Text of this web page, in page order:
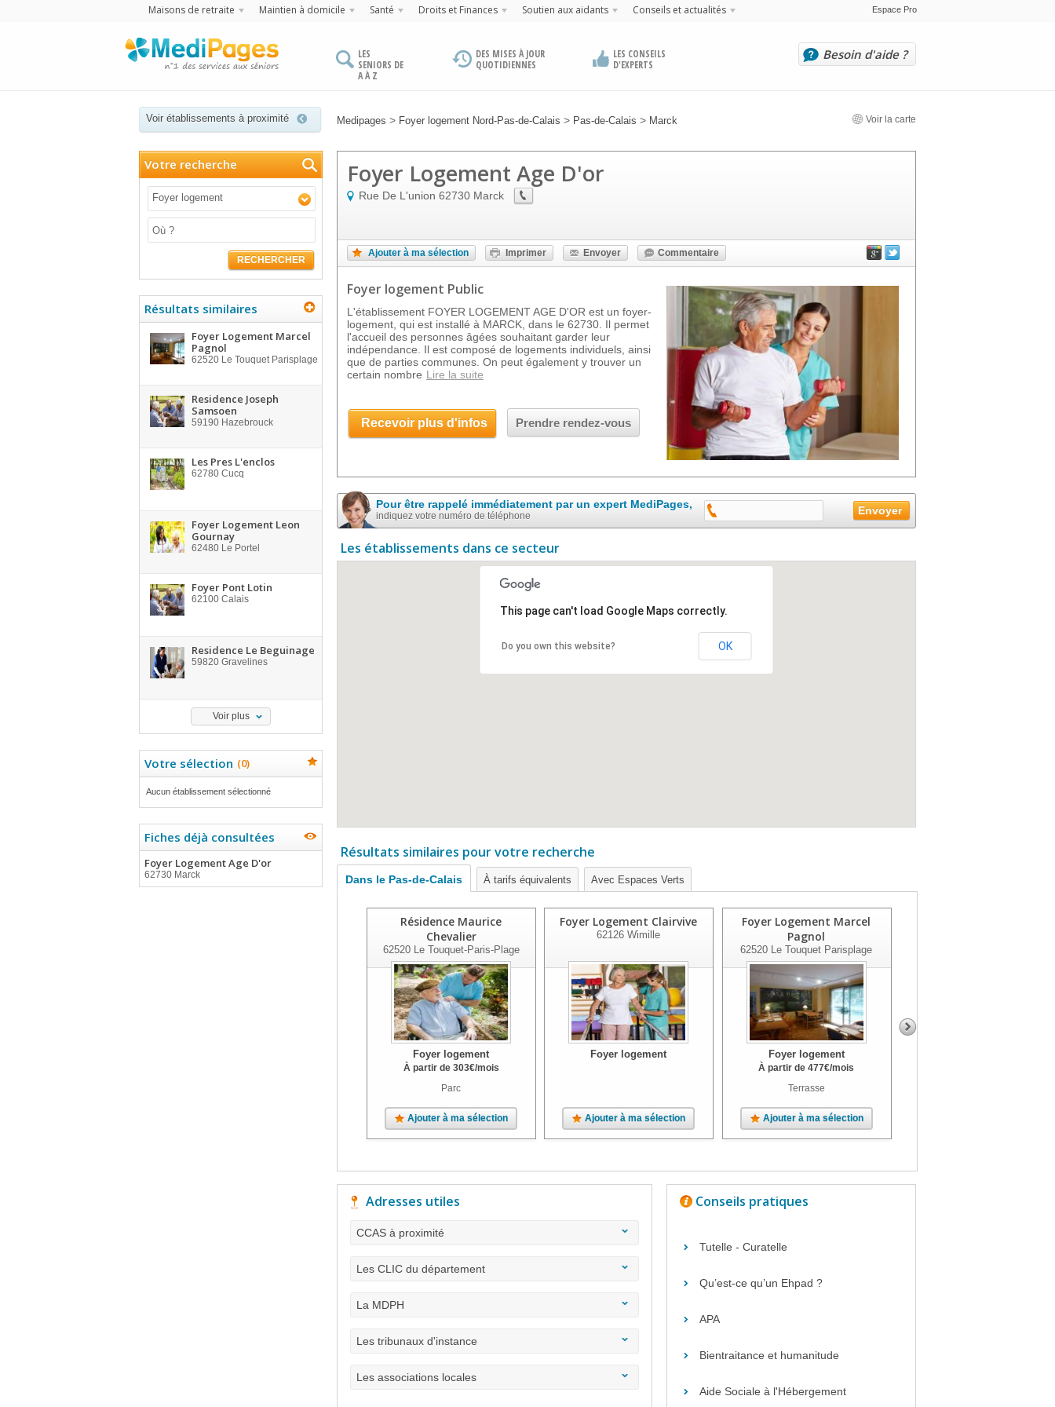
Maisons de retraite Maintien à domicile Santé Droits et Finances Soutien aux aidants Conseils et actualités Espace Pro
LES
SENIORS DE
A À Z
DES MISES À JOUR
QUOTIDIENNES
LES CONSEILS
D'EXPERTS
Besoin d'aide ?
Voir établissements à proximité Medipages > Foyer logement Nord-Pas-de-Calais > Pas-de-Calais > Marck Voir la carte
Votre recherche
Foyer logement
RECHERCHER
Résultats similaires
Foyer Logement Marcel
Pagnol
62520 Le Touquet Parisplage
Residence Joseph
Samsoen
59190 Hazebrouck
Les Pres L'enclos
62780 Cucq
Foyer Logement Leon
Gournay
62480 Le Portel
Foyer Pont Lotin
62100 Calais
Residence Le Beguinage
59820 Gravelines
Voir plus
Votre sélection (0)
Aucun établissement sélectionné
Fiches déjà consultées
Foyer Logement Age D'or
62730 Marck
Foyer Logement Age D'or
Rue De L'union 62730 Marck
Ajouter à ma sélection Imprimer Envoyer Commentaire
Foyer logement Public
L'établissement FOYER LOGEMENT AGE D'OR est un foyer-
logement, qui est installé à MARCK, dans le 62730. Il permet
l'accueil des personnes âgées souhaitant garder leur
indépendance. Il est composé de logements individuels, ainsi
que de parties communes. On peut également y trouver un
certain nombre Lire la suite
Recevoir plus d'infos Prendre rendez-vous
Pour être rappelé immédiatement par un expert MediPages,
indiquez votre numéro de téléphone
Les établissements dans ce secteur
This page can't load Google Maps correctly.
Do you own this website? OK
Résultats similaires pour votre recherche
Dans le Pas-de-Calais À tarifs équivalents Avec Espaces Verts
Résidence Maurice
Chevalier
62520Le Touquet-Paris-Plage
Foyer logement
À partir de 303€/mois
Parc
Ajouter à ma sélection
Foyer Logement Clairvive
62126 Wimille
Foyer logement
Ajouter à ma sélection
Foyer Logement Marcel
Pagnol
62520 Le Touquet Parisplage
Foyer logement
À partir de477€/mois
Terrasse
Ajouter à ma sélection
Adresses utiles
CCAS à proximité
Les CLIC du département
La MDPH
Les tribunaux d'instance
Les associations locales
Conseils pratiques
Tutelle - Curatelle
Qu’est-ce qu’un Ehpad ?
APA
Bientraitance et humanitude
Aide Sociale à l'Hébergement